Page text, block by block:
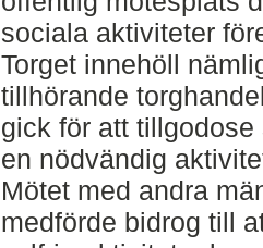
sociala aktiviteter
Torget innehöll
tillhörande
gick för att
en nödvändig
Mötet med andra
medförde bidrog till